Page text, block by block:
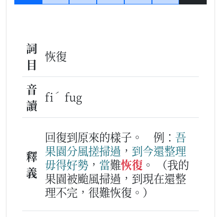
詞
目
恢復
音
讀
fi ˊ fug
釋
義
回復到原來的樣子。 例： 吾
果園分風搓掃過 ， 到今還整理
毋得好勢 ， 當難恢復 。
（我的
果園被颱風掃過，到現在還整
理不完，很難恢復。）